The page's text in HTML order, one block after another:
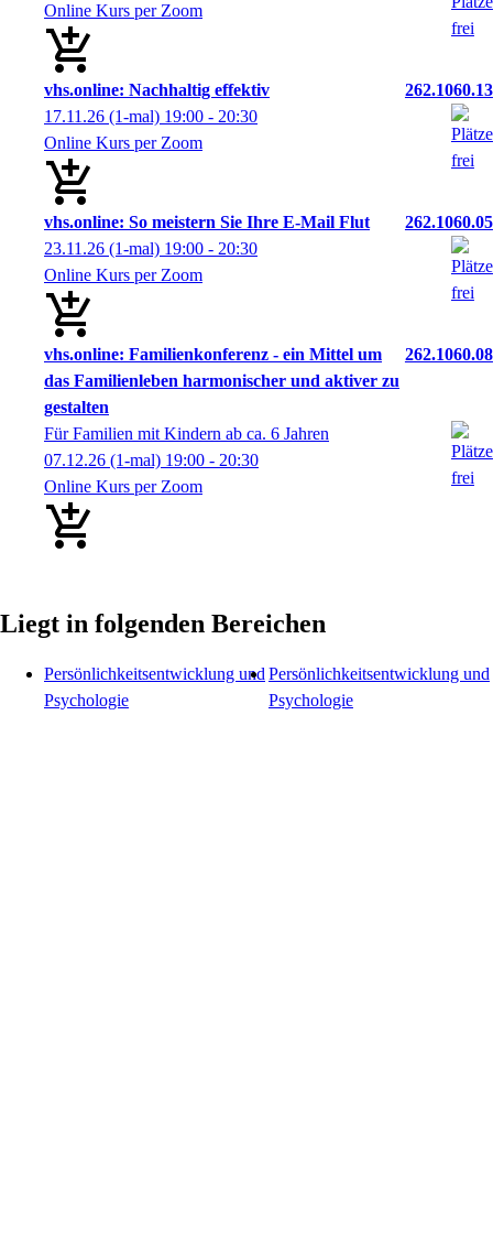
Online Kurs per Zoom
vhs.online: Nachhaltig effektiv
262.1060.13
17.11.26 (1-mal) 19:00 - 20:30
Online Kurs per Zoom
vhs.online: So meistern Sie Ihre E-Mail Flut
262.1060.05
23.11.26 (1-mal) 19:00 - 20:30
Online Kurs per Zoom
vhs.online: Familienkonferenz - ein Mittel um
das Familienleben harmonischer und aktiver zu
gestalten
262.1060.08
Für Familien mit Kindern ab ca. 6 Jahren
07.12.26 (1-mal) 19:00 - 20:30
Online Kurs per Zoom
Liegt in folgenden Bereichen
Persönlichkeitsentwicklung und
Psychologie
Persönlichkeitsentwicklung und
Psychologie